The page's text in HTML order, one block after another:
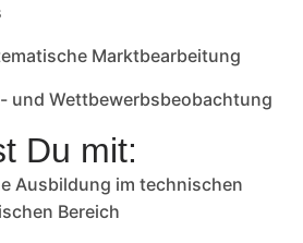
Marktbearbeitung
und Wettbewerbsbeobachtung
Du mit:
Ausbildung im technischen
Bereich